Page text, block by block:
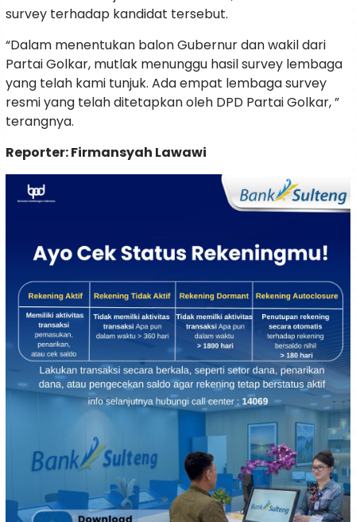
survey terhadap kandidat tersebut.
“Dalam menentukan balon Gubernur dan wakil dari
Partai Golkar, mutlak menunggu hasil survey lembaga
yang telah kami tunjuk. Ada empat lembaga survey
resmi yang telah ditetapkan oleh DPD Partai Golkar, ”
terangnya.
Reporter: Firmansyah Lawawi